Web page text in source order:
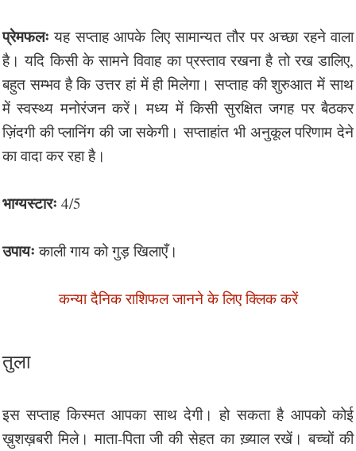
प्रेमफलः यह सप्ताह आपके लिए सामान्यत तौर पर अच्छा रहने वाला
है। यदि किसी के सामने विवाह का प्रस्ताव रखना है तो रख डालिए,
बहुत सम्भव है कि उत्तर हां में ही मिलेगा। सप्ताह की शुरुआत में साथ
में स्वस्थ्य मनोरंजन करें। मध्य में किसी सुरक्षित जगह पर बैठकर
ज़िंदगी की प्लानिंग की जा सकेगी। सप्ताहांत भी अनुकूल परिणाम देने
का वादा कर रहा है।
भाग्यस्टारः 4/5
उपायः काली गाय को गुड़ खिलाएँ।
कन्या दैनिक राशिफल जानने के लिए क्लिक करें
तुला
इस सप्ताह किस्मत आपका साथ देगी। हो सकता है आपको कोई
ख़ुशख़बरी मिले। माता-पिता जी की सेहत का ख़्याल रखें। बच्चों की